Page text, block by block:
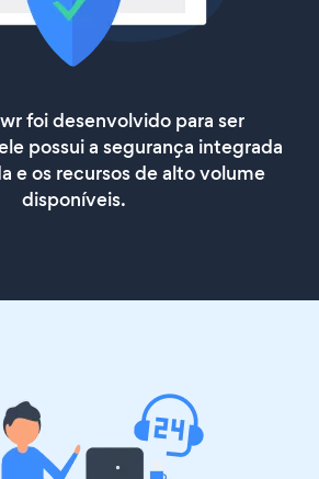
foi desenvolvido para ser
possui a segurança integrada
e os recursos de alto volume
disponíveis.